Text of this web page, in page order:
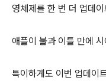
영체제를 한 번 더 업데
애플이 불과 이틀 만에
특이하게도 이번 업데이